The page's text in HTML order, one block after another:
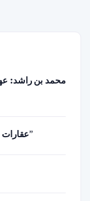
محمد بن راشد:
“عقارات الإمارات: رؤية مستقبلية تحت راية الاتحاد”